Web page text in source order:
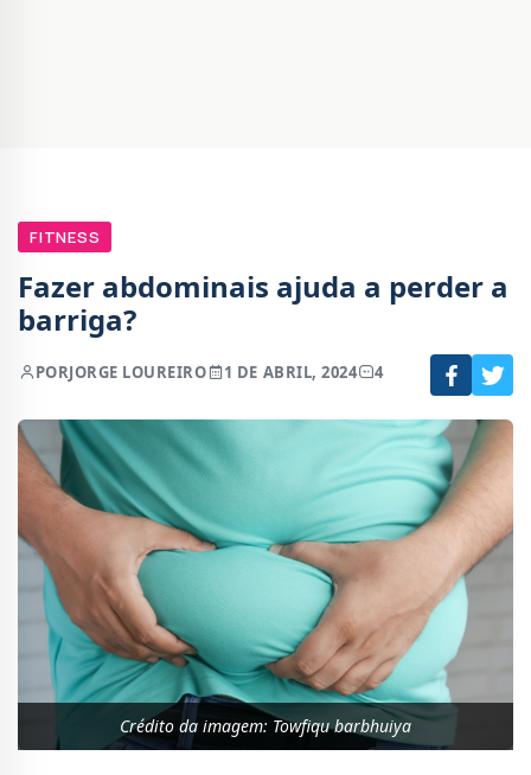
FITNESS
Fazer abdominais ajuda a perder a
barriga?
PORJORGE LOUREIRO 1 DE ABRIL, 2024 4
Crédito da imagem: Towfiqu barbhuiya